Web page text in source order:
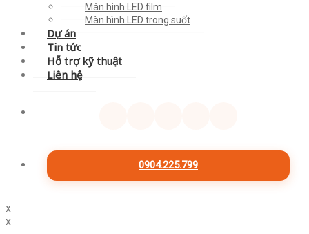
Màn hình LED film
Màn hình LED trong suốt
Dự án
Tin tức
Hỗ trợ kỹ thuật
Liên hệ
0904.225.799
x
x